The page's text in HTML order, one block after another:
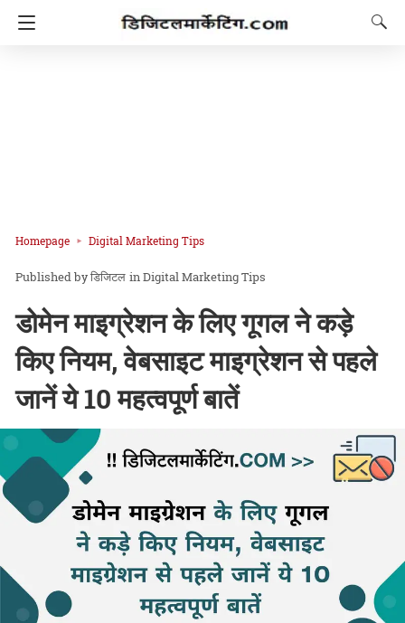
Homepage Digital Marketing Tips
डिजिटल inDigital Marketing Tips
डोमेन माइग्रेशन के लिए गूगल ने कड़े
किए नियम, वेबसाइट माइग्रेशन से पहले
जानें ये 10 महत्वपूर्ण बातें